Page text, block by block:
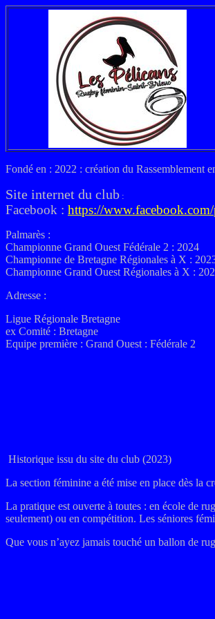
Fondé en : 2022 : création du Rassemblement
Site internet du club :
Facebook : https://
Palmarès :
Championne Grand Ouest Fédérale 2 : 2024
Championne de Bretagne Régionales à X :
Championne Grand Ouest Régionales à X :
Adresse :
Ligue Régionale Bretagne
ex Comité : Bretagne
Equipe première : Grand Ouest : Fédérale 2
Historique issu du site du club (2023)
La section féminine a été mise en place dès la
La pratique est ouverte à toutes : en école de
seulement) ou en compétition. Les séniores
Que vous n’ayez jamais touché un ballon de